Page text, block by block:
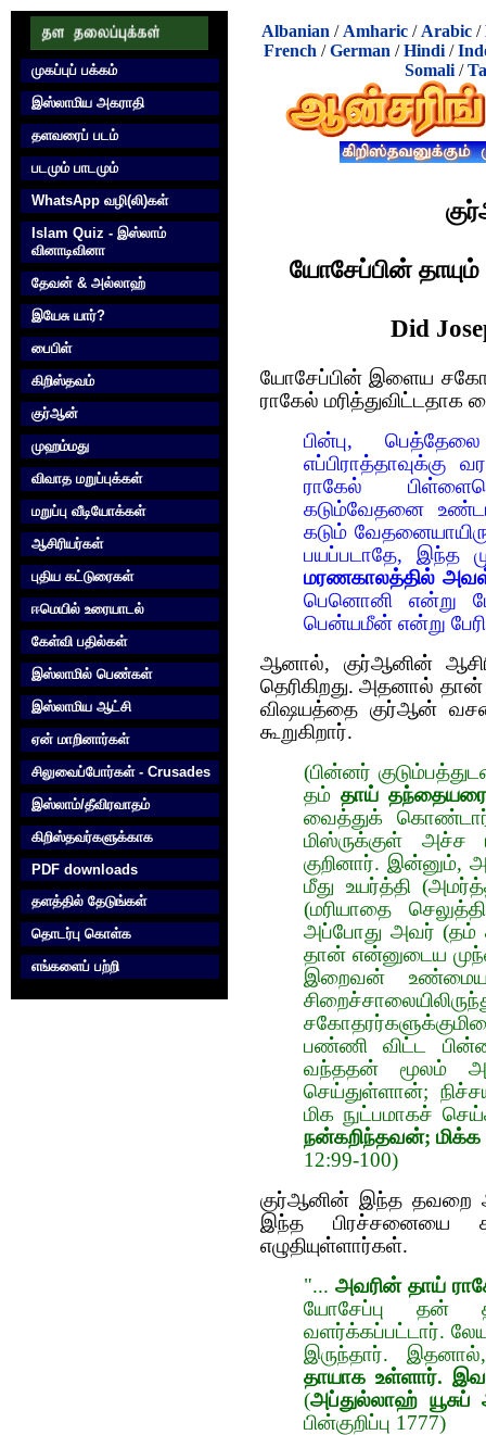
முகப்புப் பக்கம்
இஸ்லாமிய அகராதி
தளவரைப் படம்
படமும் பாடமும்
WhatsApp வழி(லி)கள்
Islam Quiz - இஸ்லாம்
வினாடிவினா
தேவன் & அல்லாஹ்
இயேசு யார்?
பைபிள்
கிறிஸ்தவம்
குர்‍ஆன்
முஹம்மது
விவாத மறுப்புக்கள்
மறுப்பு வீடியோக்கள்
ஆசிரியர்கள்
புதிய கட்டுரைகள்
ஈமெயில் உரையாடல்
கேள்வி பதில்கள்
இஸ்லாமில் பெண்கள்
இஸ்லாமிய ஆட்சி
ஏன் மாறினார்கள்
சிலுவைப்போர்கள் - Crusades
இஸ்லாம்/தீவிரவாதம்
கிறிஸ்தவர்களுக்காக‌
PDF downloads
தளத்தில் தேடுங்கள்
தொடர்பு கொள்க‌
எங்களைப் பற்றி
Albanian / Amharic / Arabic /
French /German /Hindi /
Somali/
யோசேப்பின்
Did
யோசேப்பின் இளைய
ராகேல் மரித்துவிட்டதாக
பின்பு,
எப்பிராத்தாவுக்கு
ராகேல்
கடும்வேதனை
கடும்
பயப்படாதே, இந்த
மரணகாலத்தில் அவள்
பெனொனி என்று
பென்யமீன் என்று
ஆனால், குர்ஆனின்
தெரிகிறது. அதனால்
விஷயத்தை குர்ஆன்
கூறுகிறார்.
(பின்னர்
தம்தாய்
வைத்துக்
மிஸ்ருக்குள் அச்ச
குறினார். இன்னும்,
மீது உயர்த்தி
(மரியாதை
அப்போது அவர்
தான் என்னுடைய
இறைவன்
பண்ணி விட்ட
வந்ததன் மூலம்
செய்துள்ளான்;
மிக நுட்பமாகச்
நன்கறிந்தவன்;
12:99-100)
குர்ஆனின் இந்த தவறை
இந்த பிரச்சனையை
எழுதியுள்ளார்கள்.
"... அவரின் தாய்
யோசேப்பு தன்
வளர்க்கப்பட்டார்.
இருந்தார்.
தாயாக உள்ளார்.
(அப்துல்லாஹ் யூசுப்
பின்குறிப்பு 1777)